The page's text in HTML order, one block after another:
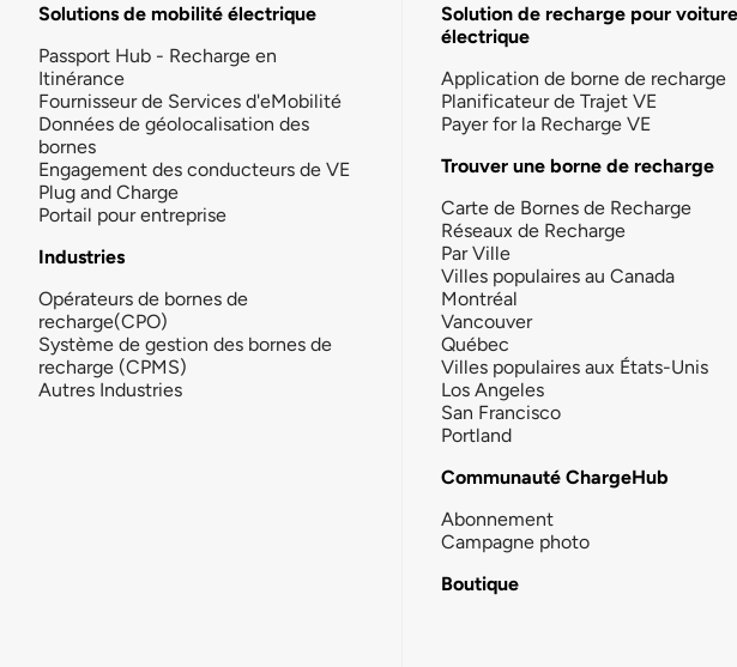
Solutions de mobilité électrique
Passport Hub - Recharge en
Itinérance
Fournisseur de Services d'eMobilité
Données de géolocalisation des
bornes
Engagement des conducteurs de VE
Plug and Charge
Portail pour entreprise
Industries
Opérateurs de bornes de
recharge(CPO)
Système de gestion des bornes de
recharge (CPMS)
Autres Industries
Solution de recharge pour voiture
électrique
Application de borne de recharge
Planificateur de Trajet VE
Payer for la Recharge VE
Trouver une borne de recharge
Carte de Bornes de Recharge
Réseaux de Recharge
Par Ville
Villes populaires au Canada
Montréal
Vancouver
Québec
Villes populaires aux États-Unis
Los Angeles
San Francisco
Portland
Communauté ChargeHub
Abonnement
Campagne photo
Boutique